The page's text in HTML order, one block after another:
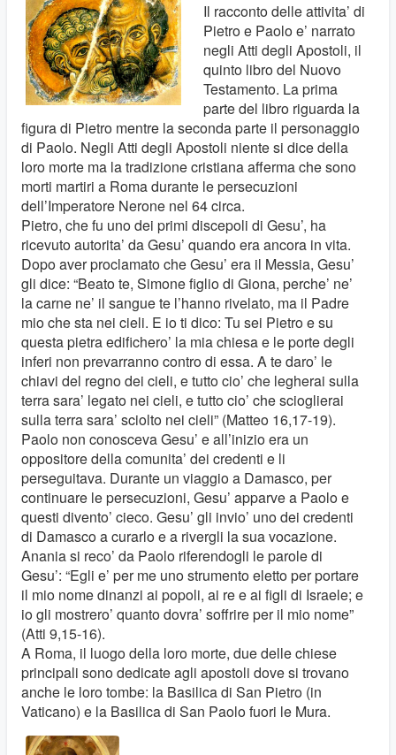
Il racconto delle attivita’ di
Pietro e Paolo e’ narrato
negli Atti degli Apostoli, il
quinto libro del Nuovo
Testamento. La prima
parte del libro riguarda la
figura di Pietro mentre la seconda parte il personaggio
di Paolo. Negli Atti degli Apostoli niente si dice della
loro morte ma la tradizione cristiana afferma che sono
morti martiri a Roma durante le persecuzioni
dell’Imperatore Nerone nel 64 circa.
Pietro, che fu uno dei primi discepoli di Gesu’, ha
ricevuto autorita’ da Gesu’ quando era ancora in vita.
Dopo aver proclamato che Gesu’ era il Messia, Gesu’
gli dice: “Beato te, Simone figlio di Giona, perche’ ne’
la carne ne’ il sangue te l’hanno rivelato, ma il Padre
mio che sta nei cieli. E io ti dico: Tu sei Pietro e su
questa pietra edifichero’ la mia chiesa e le porte degli
inferi non prevarranno contro di essa. A te daro’ le
chiavi del regno dei cieli, e tutto cio’ che legherai sulla
terra sara’ legato nei cieli, e tutto cio’ che scioglierai
sulla terra sara’ sciolto nei cieli” (Matteo 16,17-19).
Paolo non conosceva Gesu’ e all’inizio era un
oppositore della comunita’ dei credenti e li
perseguitava. Durante un viaggio a Damasco, per
continuare le persecuzioni, Gesu’ apparve a Paolo e
questi divento’ cieco. Gesu’ gli invio’ uno dei credenti
di Damasco a curarlo e a rivergli la sua vocazione.
Anania si reco’ da Paolo riferendogli le parole di
Gesu’: “Egli e’ per me uno strumento eletto per portare
il mio nome dinanzi ai popoli, ai re e ai figli di Israele; e
io gli mostrero’ quanto dovra’ soffrire per il mio nome”
(Atti 9,15-16).
A Roma, il luogo della loro morte, due delle chiese
principali sono dedicate agli apostoli dove si trovano
anche le loro tombe: la Basilica di San Pietro (in
Vaticano) e la Basilica di San Paolo fuori le Mura.